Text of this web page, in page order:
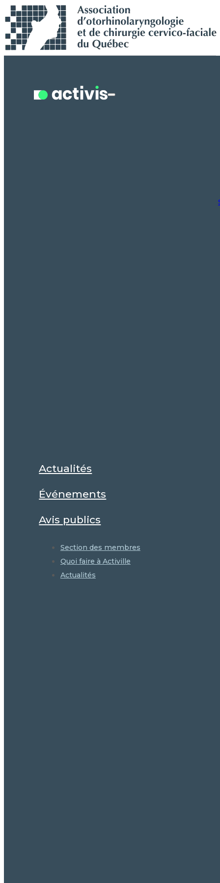
Recherche en cours...
Actualités
Événements
Avis publics
Section des membres
Quoi faire à Activille
Actualités